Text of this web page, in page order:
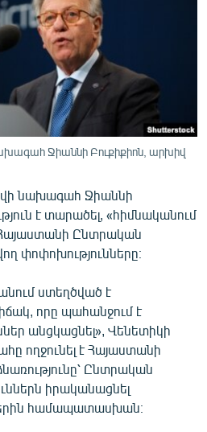
Ջիաննի Բուքիքիոն, արխիվ
նախագահ Ջիաննի
է տարածել, «հիմնականում
Ընտրական
փոփոխությունները։
ստեղծված է
որը պահանջում է
անցկացնել», Վենետիկի
ողջունել է Հայաստանի
Ընտրական
իրականացնել
համապատասխան։